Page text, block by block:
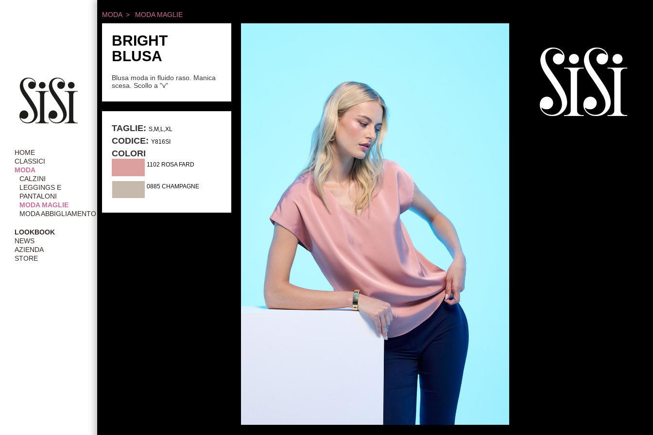
HOME
CLASSICI
MODA
CALZINI
LEGGINGS E
PANTALONI
MODA MAGLIE
MODA ABBIGLIAMENTO
LOOKBOOK
NEWS
AZIENDA
STORE
MODA > MODA MAGLIE
BRIGHT
BLUSA
Blusa moda in fluido raso. Manica
scesa. Scollo a "v"
TAGLIE: S,M,L,XL
CODICE: Y816SI
COLORI
1102 ROSA FARD
0885 CHAMPAGNE